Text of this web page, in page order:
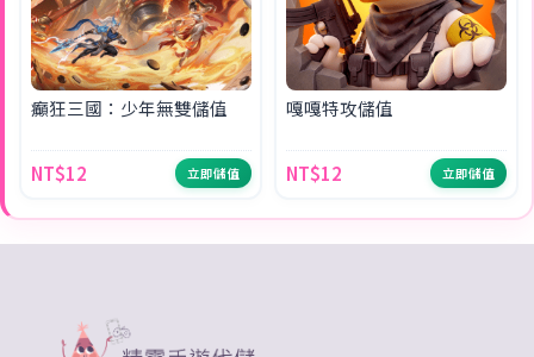
癲狂三國：少年無雙儲值
NT$12 立即儲值
嘎嘎特攻儲值
NT$12 立即儲值